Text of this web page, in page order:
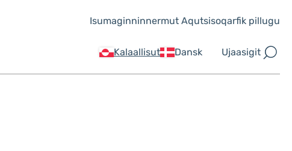
Kalaallisut Dansk Ujaasigit
Isumaginninnermut Aqutsisoqarfik pillugu